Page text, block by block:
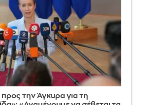
την Άγκυρα για τη